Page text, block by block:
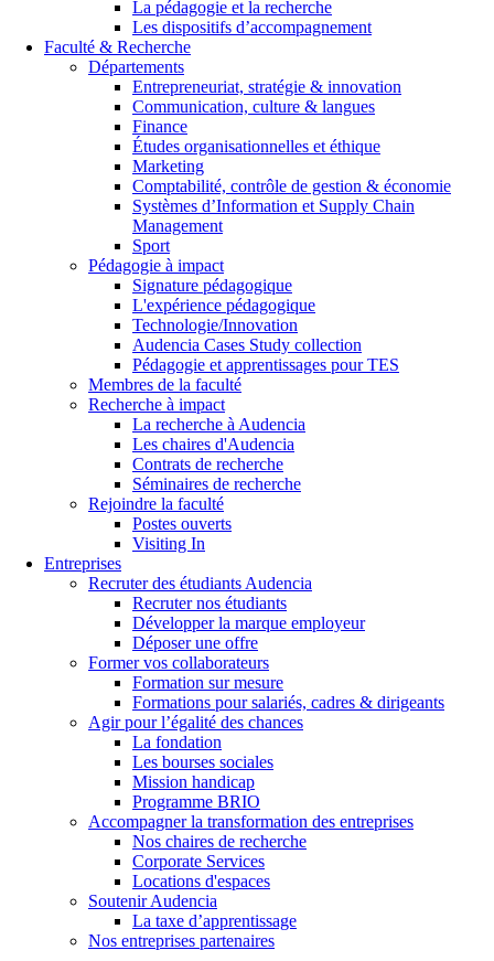
La pédagogie et la recherche
Les dispositifs d’accompagnement
Faculté & Recherche
Départements
Entrepreneuriat, stratégie & innovation
Communication, culture & langues
Finance
Études organisationnelles et éthique
Marketing
Comptabilité, contrôle de gestion & économie
Systèmes d’Information et Supply Chain
Management
Sport
Pédagogie à impact
Signature pédagogique
L'expérience pédagogique
Technologie/Innovation
Audencia Cases Study collection
Pédagogie et apprentissages pour TES
Membres de la faculté
Recherche à impact
La recherche à Audencia
Les chaires d'Audencia
Contrats de recherche
Séminaires de recherche
Rejoindre la faculté
Postes ouverts
Visiting In
Entreprises
Recruter des étudiants Audencia
Recruter nos étudiants
Développer la marque employeur
Déposer une offre
Former vos collaborateurs
Formation sur mesure
Formations pour salariés, cadres & dirigeants
Agir pour l’égalité des chances
La fondation
Les bourses sociales
Mission handicap
Programme BRIO
Accompagner la transformation des entreprises
Nos chaires de recherche
Corporate Services
Locations d'espaces
Soutenir Audencia
La taxe d’apprentissage
Nos entreprises partenaires